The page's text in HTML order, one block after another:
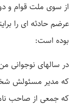
از سوی ملت قوام و
عرضم حادثه ­ای را
بوده است:
در سال­های نوجوانی
که مدیر مسئولش
که جمعی از صاحب